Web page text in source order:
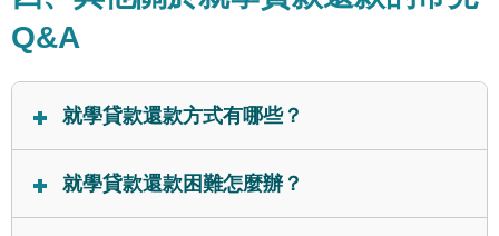
Q&A
就學貸款還款方式有哪些？
學貸還款的方式包括：臨櫃現金繳納、帳戶按月扣
就學貸款還款困難怎麼辦？